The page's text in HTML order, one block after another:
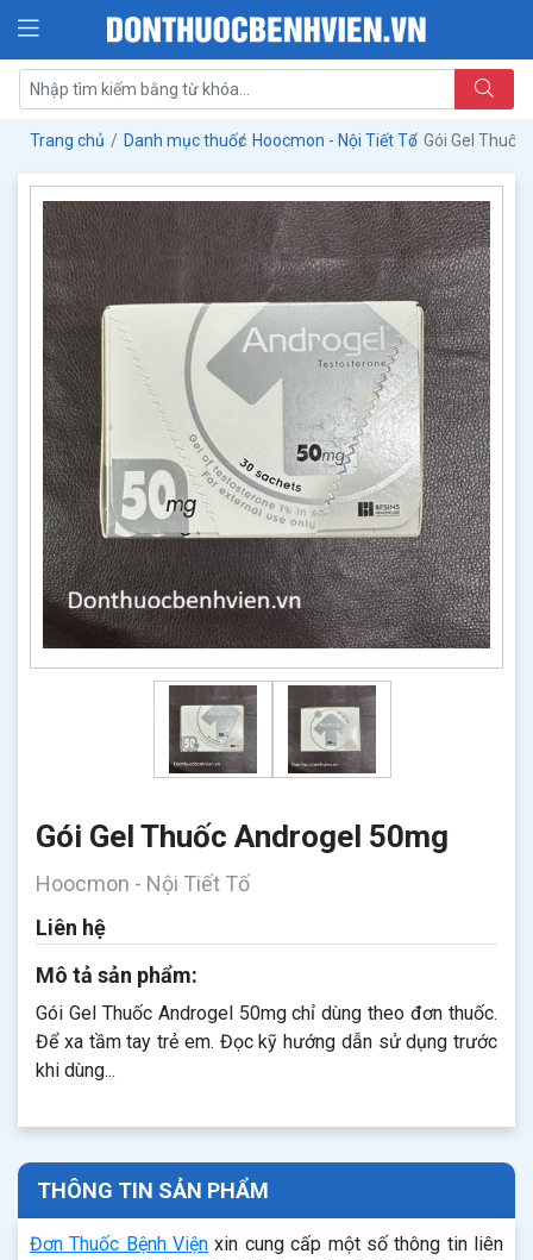
Trang chủ Danh mục thuốc Hoocmon - Nội Tiết Tố Gói Gel
Gói Gel Thuốc Androgel 50mg
Hoocmon - Nội Tiết Tố
Liên hệ
Mô tả sản phẩm:
Gói Gel Thuốc Androgel 50mg chỉ dùng theo đơn thuốc.
Để xa tầm tay trẻ em. Đọc kỹ hướng dẫn sử dụng trước
khi dùng...
THÔNG TIN SẢN PHẨM
Đơn Thuốc Bệnh Viện xin cung cấp một số thông tin liên